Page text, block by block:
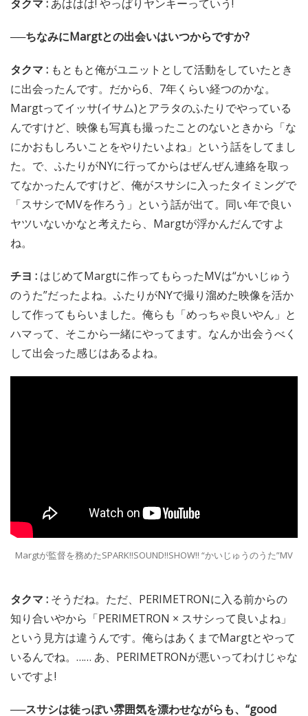
タクマ : あははは! やっぱりヤンキーっていう!
──ちなみにMargtとの出会いはいつからですか?
タクマ : もともと俺がユニットとして活動をしていたとき
に出会ったんです。だから6、7年くらい経つのかな。
Margtってイッサ(イサム)とアラタのふたりでやっている
んですけど、映像も写真も撮ったことのないときから「な
にかおもしろいことをやりたいよね」という話をしてまし
た。で、ふたりがNYに行ってからはぜんぜん連絡を取っ
てなかったんですけど、俺がスサシに入ったタイミングで
「スサシでMVを作ろう」という話が出て。同い年で良い
ヤツいないかなと考えたら、Margtが浮かんだんですよ
ね。
チヨ : はじめてMargtに作ってもらったMVは“かいじゅう
のうた”だったよね。ふたりがNYで撮り溜めた映像を活か
して作ってもらいました。俺らも「めっちゃ良いやん」と
ハマって、そこから一緒にやってます。なんか出会うべく
して出会った感じはあるよね。
Margtが監督を務めたSPARK!!SOUND!!SHOW!! “かいじゅうのうた”MV
タクマ : そうだね。ただ、PERIMETRONに入る前からの
知り合いやから「PERIMETRON × スサシって良いよね」
という見方は違うんです。俺らはあくまでMargtとやって
いるんでね。…… あ、PERIMETRONが悪いってわけじゃな
いですよ!
──スサシは徒っぽい雰囲気を漂わせながらも、“good